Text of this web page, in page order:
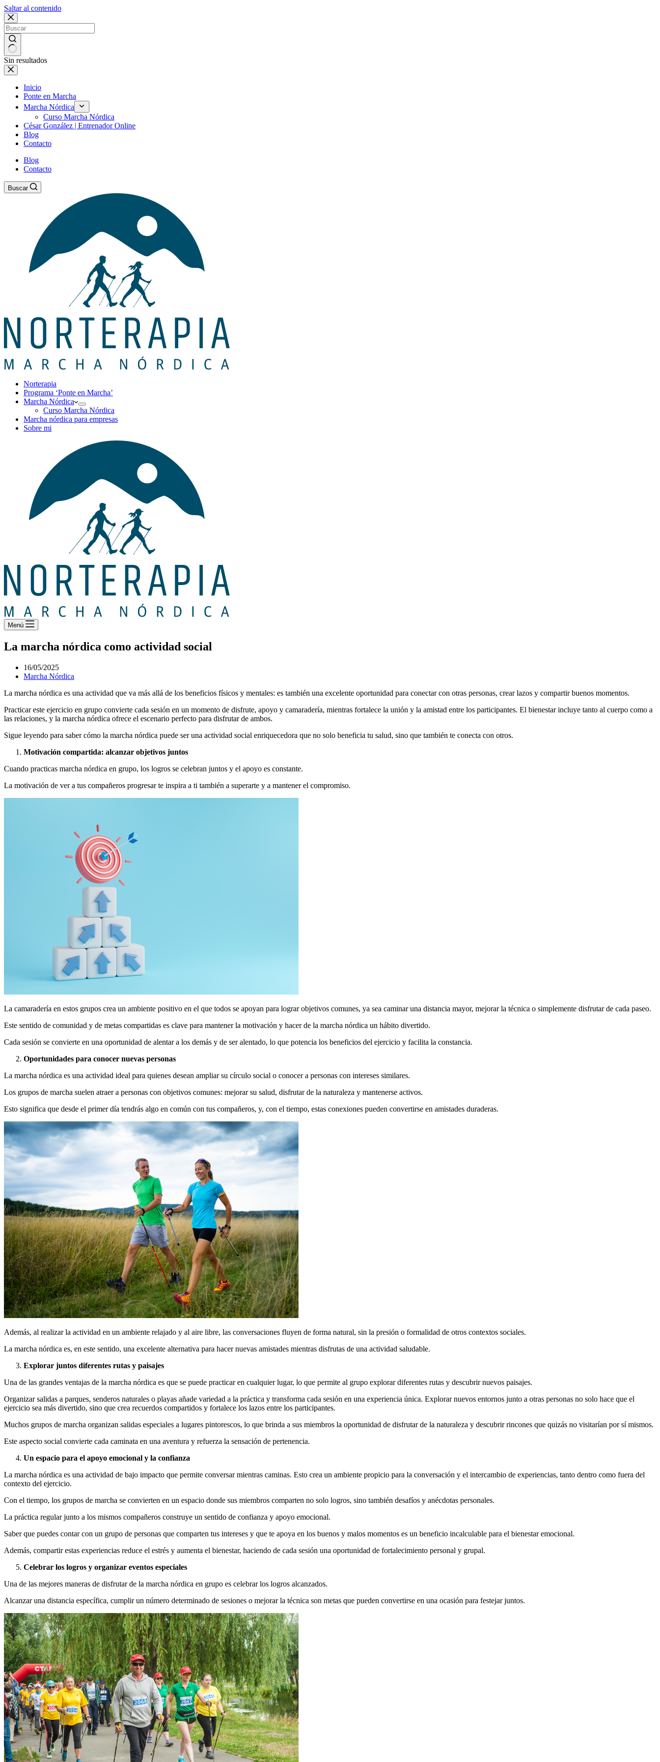
Saltar al contenido
Sin resultados
Inicio
Ponte en Marcha
Marcha Nórdica
Curso Marcha Nórdica
César González | Entrenador Online
Blog
Contacto
Blog
Contacto
Buscar
Norterapia
Programa ‘Ponte en Marcha’
Marcha Nórdica
Curso Marcha Nórdica
Marcha nórdica para empresas
Sobre mi
Menú
La marcha nórdica como actividad social
16/05/2025
Marcha Nórdica
La marcha nórdica es una actividad que va más allá de los beneficios físicos y mentales: es también una excelente oportunidad para conectar con otras personas, crear lazos y compartir buenos momentos.
Practicar este ejercicio en grupo convierte cada sesión en un momento de disfrute, apoyo y camaradería, mientras fortalece la unión y la amistad entre los participantes. El bienestar incluye tanto al cuerpo como a
las relaciones, y la marcha nórdica ofrece el escenario perfecto para disfrutar de ambos.
Sigue leyendo para saber cómo la marcha nórdica puede ser una actividad social enriquecedora que no solo beneficia tu salud, sino que también te conecta con otros.
Motivación compartida: alcanzar objetivos juntos
Cuando practicas marcha nórdica en grupo, los logros se celebran juntos y el apoyo es constante.
La motivación de ver a tus compañeros progresar te inspira a ti también a superarte y a mantener el compromiso.
La camaradería en estos grupos crea un ambiente positivo en el que todos se apoyan para lograr objetivos comunes, ya sea caminar una distancia mayor, mejorar la técnica o simplemente disfrutar de cada paseo.
Este sentido de comunidad y de metas compartidas es clave para mantener la motivación y hacer de la marcha nórdica un hábito divertido.
Cada sesión se convierte en una oportunidad de alentar a los demás y de ser alentado, lo que potencia los beneficios del ejercicio y facilita la constancia.
Oportunidades para conocer nuevas personas
La marcha nórdica es una actividad ideal para quienes desean ampliar su círculo social o conocer a personas con intereses similares.
Los grupos de marcha suelen atraer a personas con objetivos comunes: mejorar su salud, disfrutar de la naturaleza y mantenerse activos.
Esto significa que desde el primer día tendrás algo en común con tus compañeros, y, con el tiempo, estas conexiones pueden convertirse en amistades duraderas.
Además, al realizar la actividad en un ambiente relajado y al aire libre, las conversaciones fluyen de forma natural, sin la presión o formalidad de otros contextos sociales.
La marcha nórdica es, en este sentido, una excelente alternativa para hacer nuevas amistades mientras disfrutas de una actividad saludable.
Explorar juntos diferentes rutas y paisajes
Una de las grandes ventajas de la marcha nórdica es que se puede practicar en cualquier lugar, lo que permite al grupo explorar diferentes rutas y descubrir nuevos paisajes.
Organizar salidas a parques, senderos naturales o playas añade variedad a la práctica y transforma cada sesión en una experiencia única. Explorar nuevos entornos junto a otras personas no solo hace que el
ejercicio sea más divertido, sino que crea recuerdos compartidos y fortalece los lazos entre los participantes.
Muchos grupos de marcha organizan salidas especiales a lugares pintorescos, lo que brinda a sus miembros la oportunidad de disfrutar de la naturaleza y descubrir rincones que quizás no visitarían por sí mismos.
Este aspecto social convierte cada caminata en una aventura y refuerza la sensación de pertenencia.
Un espacio para el apoyo emocional y la confianza
La marcha nórdica es una actividad de bajo impacto que permite conversar mientras caminas. Esto crea un ambiente propicio para la conversación y el intercambio de experiencias, tanto dentro como fuera del
contexto del ejercicio.
Con el tiempo, los grupos de marcha se convierten en un espacio donde sus miembros comparten no solo logros, sino también desafíos y anécdotas personales.
La práctica regular junto a los mismos compañeros construye un sentido de confianza y apoyo emocional.
Saber que puedes contar con un grupo de personas que comparten tus intereses y que te apoya en los buenos y malos momentos es un beneficio incalculable para el bienestar emocional.
Además, compartir estas experiencias reduce el estrés y aumenta el bienestar, haciendo de cada sesión una oportunidad de fortalecimiento personal y grupal.
Celebrar los logros y organizar eventos especiales
Una de las mejores maneras de disfrutar de la marcha nórdica en grupo es celebrar los logros alcanzados.
Alcanzar una distancia específica, cumplir un número determinado de sesiones o mejorar la técnica son metas que pueden convertirse en una ocasión para festejar juntos.